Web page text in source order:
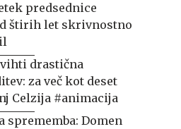
predsednice
štirih let skrivnostno
drastična
za več kot deset
Celzija #animacija
sprememba: Domen